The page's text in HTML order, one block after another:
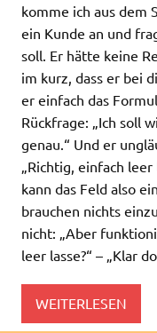
komme ich aus dem
ein Kunde an und
soll. Er hätte keine
im kurz, dass er bei
er einfach das
Rückfrage: „Ich soll
genau.“ Und er
„Richtig, einfach
kann das Feld also
brauchen nichts
nicht: „Aber
leer lasse?“ – „Klar
WEITERLESEN